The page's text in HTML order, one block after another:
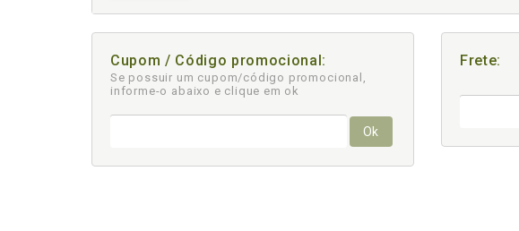
Cupom / Código promocional:
Se possuir um cupom/código promocional,
informe-o abaixo e clique em ok
Ok
Frete: